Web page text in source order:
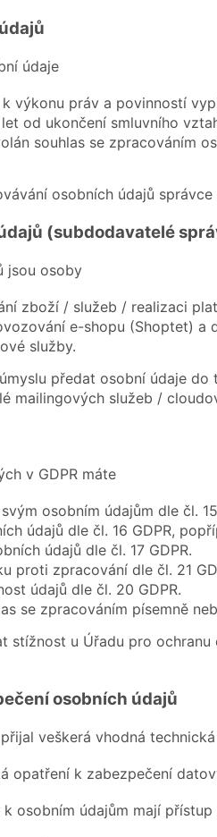
údaje
výkonu práv a povinností
od ukončení smluvního
souhlas se zpracováním
osobních údajů
(subdodavatelé
jsou osoby
zboží / služeb / realizaci
e-shopu (Shoptet) a
služby.
předat osobní údaje
mailingových služeb /
v GDPR máte
osobním údajům dle čl. 15
údajů dle čl. 16 GDPR,
údajů dle čl. 17 GDPR.
proti zpracování dle čl. 21
údajů dle čl. 20 GDPR.
se zpracováním písemně
stížnost u Úřadu pro
osobních údajů
veškerá vhodná
opatření k zabezpečení
osobním údajům mají